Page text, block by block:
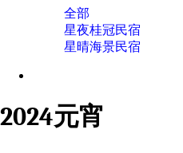
全部
星夜桂冠民宿
星晴海景民宿
2024元宵